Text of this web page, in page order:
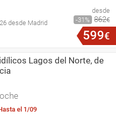
desde Madrid
desde
31
862€
599€
Lagos del Norte, de
el 1/09